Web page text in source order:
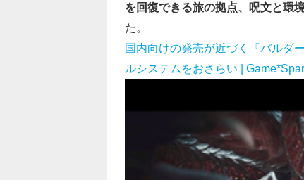
を回復できる旅の拠点、呪文と環
た。
国内向けの発売が近づく『バルダ
ルシステムをおさらい |